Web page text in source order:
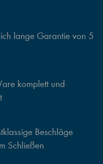
lange Garantie von 5
komplett und
Beschläge
Schließen